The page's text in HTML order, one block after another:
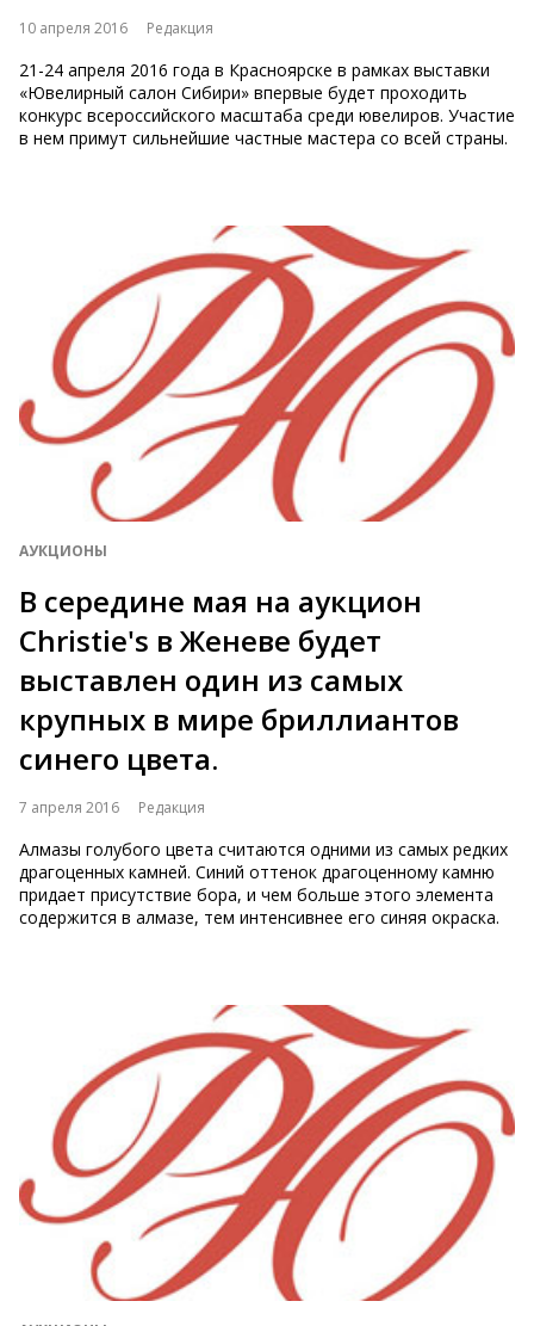
10 апреля 2016 Редакция
21-24 апреля 2016 года в Красноярске в рамках выставки
«Ювелирный салон Сибири» впервые будет проходить
конкурс всероссийского масштаба среди ювелиров. Участие
в нем примут сильнейшие частные мастера со всей страны.
АУКЦИОНЫ
В середине мая на аукцион
Christie's в Женеве будет
выставлен один из самых
крупных в мире бриллиантов
синего цвета.
7 апреля 2016 Редакция
Алмазы голубого цвета считаются одними из самых редких
драгоценных камней. Синий оттенок драгоценному камню
придает присутствие бора, и чем больше этого элемента
содержится в алмазе, тем интенсивнее его синяя окраска.